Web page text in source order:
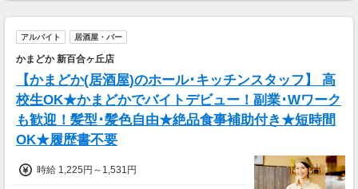
※資格手当あり（時給50円～UP/資格の種類に
よって異なる）
支払方法：週払い
※週払いOK（規定あり）
→金曜日締め最短翌週火曜日にお給料GET♪
（稼働開始時は手続き完了次第となります）
交通費：別途全額支給
※車・バイク通勤に関して施設により異なる場
合あり（応相談）
アルバイト 居酒屋・バー
かまどか 新百合ヶ丘店
【かまどか(居酒屋)のホール･キッチンスタッフ】 高
校生OK★かまどかでバイトデビュー！副業･Wワーク
も歓迎！髪型･髪色自由★絶品食事補助付き★短時間
OK★履歴書不要
時給 1,225円～1,531円